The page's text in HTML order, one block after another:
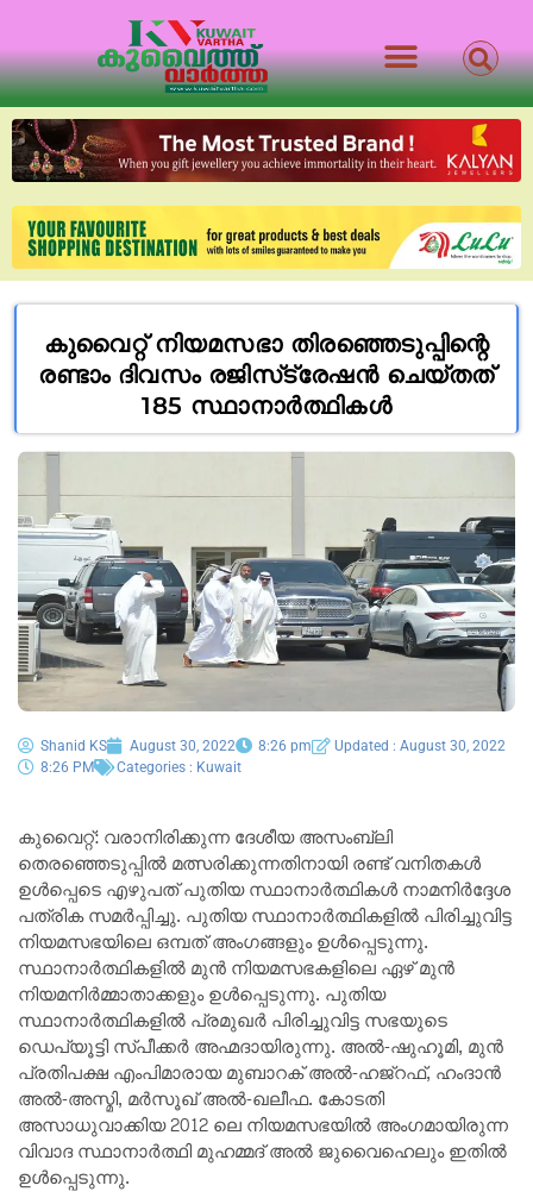
കുവൈറ്റ് നിയമസഭാ തിരഞ്ഞെടുപ്പിന്റെ
രണ്ടാം ദിവസം രജിസ്‌ട്രേഷൻ ചെയ്തത്
185 സ്ഥാനാർത്ഥികൾ
Shanid KS August 30, 2022 8:26 pm
Updated : August 30, 2022
8:26 PM
Categories : Kuwait
കുവൈറ്റ്: വരാനിരിക്കുന്ന ദേശീയ അസംബ്ലി
തെരഞ്ഞെടുപ്പിൽ മത്സരിക്കുന്നതിനായി രണ്ട് വനിതകൾ
ഉൾപ്പെടെ എഴുപത് പുതിയ സ്ഥാനാർത്ഥികൾ നാമനിർദ്ദേശ
പത്രിക സമർപ്പിച്ചു. പുതിയ സ്ഥാനാർത്ഥികളിൽ പിരിച്ചുവിട്ട
നിയമസഭയിലെ ഒമ്പത് അംഗങ്ങളും ഉൾപ്പെടുന്നു.
സ്ഥാനാർത്ഥികളിൽ മുൻ നിയമസഭകളിലെ ഏഴ് മുൻ
നിയമനിർമ്മാതാക്കളും ഉൾപ്പെടുന്നു. പുതിയ
സ്ഥാനാർത്ഥികളിൽ പ്രമുഖർ പിരിച്ചുവിട്ട സഭയുടെ
ഡെപ്യൂട്ടി സ്പീക്കർ അഹ്മദായിരുന്നു. അൽ-ഷുഹൂമി, മുൻ
പ്രതിപക്ഷ എംപിമാരായ മുബാറക് അൽ-ഹജ്‌റഫ്, ഹംദാൻ
അൽ-അസ്മി, മർസൂഖ് അൽ-ഖലീഫ. കോടതി
അസാധുവാക്കിയ 2012 ലെ നിയമസഭയിൽ അംഗമായിരുന്ന
വിവാദ സ്ഥാനാർത്ഥി മുഹമ്മദ് അൽ ജുവൈഹെലും ഇതിൽ
ഉൾപ്പെടുന്നു.